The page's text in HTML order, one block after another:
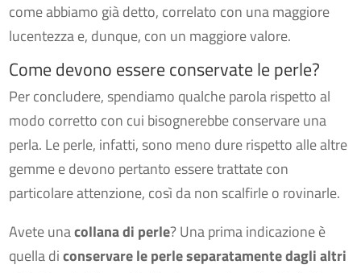
come abbiamo già detto, correlato con una maggiore
lucentezza e, dunque, con un maggiore valore.
Come devono essere conservate le perle?
Per concludere, spendiamo qualche parola rispetto al
modo corretto con cui bisognerebbe conservare una
perla. Le perle, infatti, sono meno dure rispetto alle altre
gemme e devono pertanto essere trattate con
particolare attenzione, così da non scalfirle o rovinarle.
Avete unacollana di perle? Una prima indicazione è
quella diconservare le perle separatamente dagli altri